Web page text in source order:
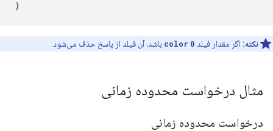
}
نکته: اگر مقدار فیلد color 0 باشد، آن فیلد از پاسخ حذف می‌شود.
مثال درخواست محدوده زمانی
درخواست محدوده زمانی